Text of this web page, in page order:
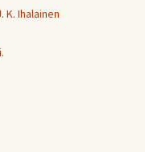
K. Ihalainen